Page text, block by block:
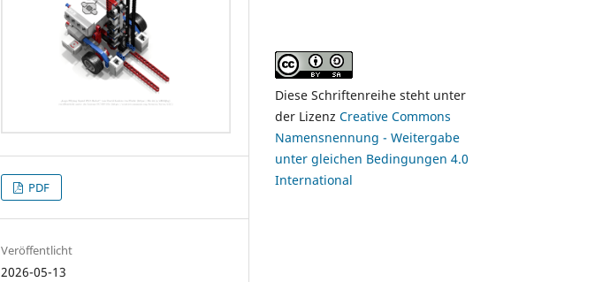
PDF
Veröffentlicht
2026-05-13
Diese Schriftenreihe steht unter
der Lizenz Creative Commons
Namensnennung - Weitergabe
unter gleichen Bedingungen 4.0
International